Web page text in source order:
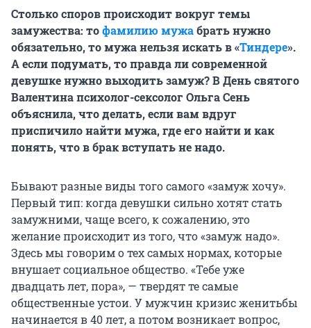
Столько споров происходит вокруг темы
замужества: тофамилию мужабрать нужно
обязательно, то мужа нельзя искать в «Тиндере».
А если подумать, то правда ли современной
девушке нужно выходить замуж? В День святого
Валентина психолог-сексолог Ольга Сень
объяснила, что делать, если вам вдруг
приспичило найти мужа, где его найти и как
понять, что в браквступатьне надо.
Бывают разные виды того самого «замуж хочу».
Первый тип: когда девушки сильно хотят стать
замужними, чаще всего, к сожалению, это
желание происходит из того, что «замуж надо».
Здесь мы говорим о тех самых нормах, которые
внушает социальное общество. «Тебе уже
двадцать лет, пора», — твердят те самые
общественные устои. У мужчин кризис женитьбы
начинается в 40 лет, а потом возникает вопрос,